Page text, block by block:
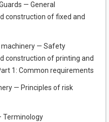
— General
construction of fixed and
machinery — Safety
construction of printing and
1: Common requirements
— Principles of risk
Terminology